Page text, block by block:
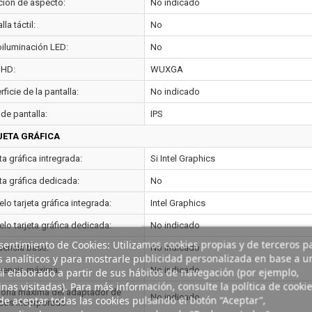
de aspecto: No indicado
táctil: No
LED: No
WUXGA
de la pantalla: No indicado
pantalla: IPS
GRÁFICA
gráfica intregrada: Si Intel Graphics
gráfica dedicada: No
tarjeta gráfica integrada: Intel Graphics
tarjeta gráfica dedicada: No indicado
base: No indicado
máxima: No indicado
máxima del adaptador de
incorporado:
No indicado
de Cookies: Utilizamos cookies propias y de terceros
analíticos y para mostrarle publicidad personalizada en base a
elaborado a partir de sus hábitos de navegación (por ejemplo,
visitadas). Para más información, consulte la política de
aceptar todas las cookies pulsando el botón “Aceptar”,